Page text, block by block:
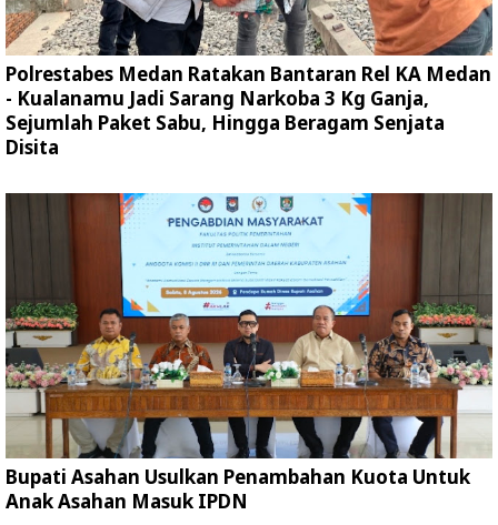
Polrestabes Medan Ratakan Bantaran Rel KA Medan
- Kualanamu Jadi Sarang Narkoba 3 Kg Ganja,
Sejumlah Paket Sabu, Hingga Beragam Senjata
Disita
Bupati Asahan Usulkan Penambahan Kuota Untuk
Anak Asahan Masuk IPDN